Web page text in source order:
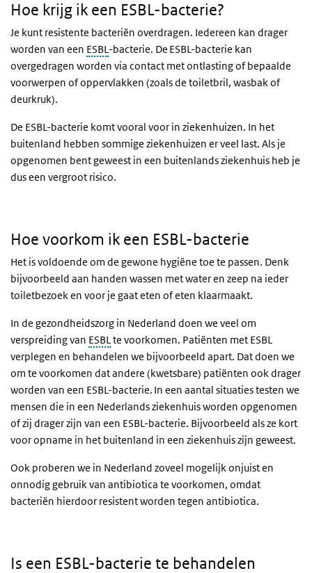
Hoe krijg ik een ESBL-bacterie?
Je kunt resistente bacteriën overdragen. Iedereen kan drager
worden van een ESBL-bacterie. De ESBL-bacterie kan
overgedragen worden via contact met ontlasting of bepaalde
voorwerpen of oppervlakken (zoals de toiletbril, wasbak of
deurkruk).
De ESBL-bacterie komt vooral voor in ziekenhuizen. In het
buitenland hebben sommige ziekenhuizen er veel last. Als je
opgenomen bent geweest in een buitenlands ziekenhuis heb je
dus een vergroot risico.
Hoe voorkom ik een ESBL-bacterie
Het is voldoende om de gewone hygiëne toe te passen. Denk
bijvoorbeeld aan handen wassen met water en zeep na ieder
toiletbezoek en voor je gaat eten of eten klaarmaakt.
In de gezondheidszorg in Nederland doen we veel om
verspreiding van ESBLte voorkomen. Patiënten met ESBL
verplegen en behandelen we bijvoorbeeld apart. Dat doen we
om te voorkomen dat andere (kwetsbare) patiënten ook drager
worden van een ESBL-bacterie. In een aantal situaties testen we
mensen die in een Nederlands ziekenhuis worden opgenomen
of zij drager zijn van een ESBL-bacterie. Bijvoorbeeld als ze kort
voor opname in het buitenland in een ziekenhuis zijn geweest.
Ook proberen we in Nederland zoveel mogelijk onjuist en
onnodig gebruik van antibiotica te voorkomen, omdat
bacteriën hierdoor resistent worden tegen antibiotica.
Is een ESBL-bacterie te behandelen